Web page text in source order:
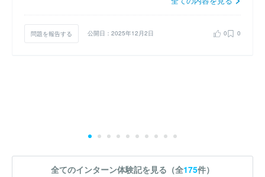
問題を報告する 公開日：2025年12月2日 0 0
全てのインターン体験記を見る（全175件）